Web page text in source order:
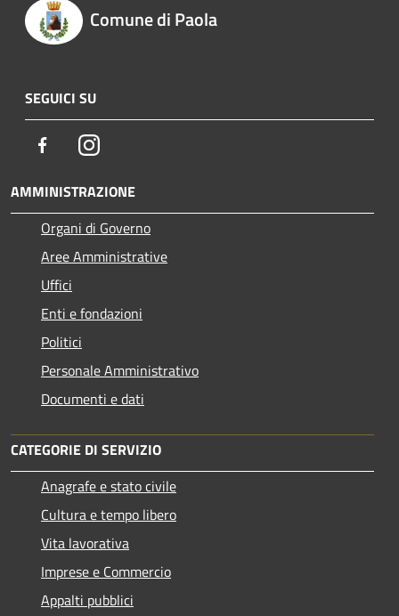
Comune di Paola
SEGUICI SU
FacebookInstagram
AMMINISTRAZIONE
Organi di Governo
Aree Amministrative
Uffici
Enti e fondazioni
Politici
Personale Amministrativo
Documenti e dati
CATEGORIE DI SERVIZIO
Anagrafe e stato civile
Cultura e tempo libero
Vita lavorativa
Imprese e Commercio
Appalti pubblici